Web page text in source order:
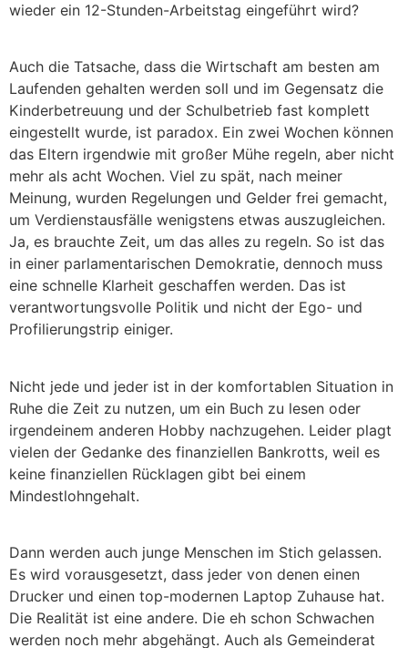
wieder ein 12-Stunden-Arbeitstag eingeführt wird?
Auch die Tatsache, dass die Wirtschaft am besten am
Laufenden gehalten werden soll und im Gegensatz die
Kinderbetreuung und der Schulbetrieb fast komplett
eingestellt wurde, ist paradox. Ein zwei Wochen können
das Eltern irgendwie mit großer Mühe regeln, aber nicht
mehr als acht Wochen. Viel zu spät, nach meiner
Meinung, wurden Regelungen und Gelder frei gemacht,
um Verdienstausfälle wenigstens etwas auszugleichen.
Ja, es brauchte Zeit, um das alles zu regeln. So ist das
in einer parlamentarischen Demokratie, dennoch muss
eine schnelle Klarheit geschaffen werden. Das ist
verantwortungsvolle Politik und nicht der Ego- und
Profilierungstrip einiger.
Nicht jede und jeder ist in der komfortablen Situation in
Ruhe die Zeit zu nutzen, um ein Buch zu lesen oder
irgendeinem anderen Hobby nachzugehen. Leider plagt
vielen der Gedanke des finanziellen Bankrotts, weil es
keine finanziellen Rücklagen gibt bei einem
Mindestlohngehalt.
Dann werden auch junge Menschen im Stich gelassen.
Es wird vorausgesetzt, dass jeder von denen einen
Drucker und einen top-modernen Laptop Zuhause hat.
Die Realität ist eine andere. Die eh schon Schwachen
werden noch mehr abgehängt. Auch als Gemeinderat